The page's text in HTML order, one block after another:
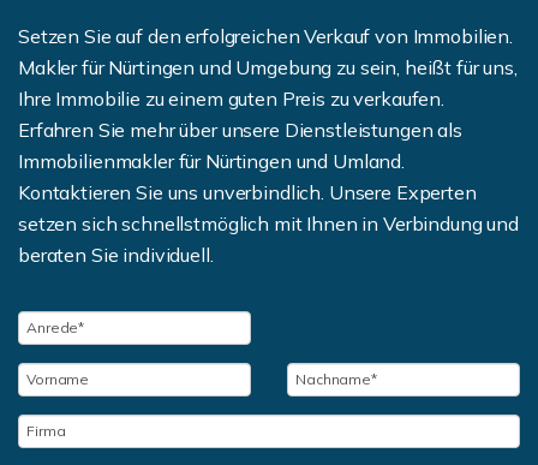
Setzen Sie auf den erfolgreichen Verkauf von Immobilien.
Makler für Nürtingen und Umgebung zu sein, heißt für uns,
Ihre Immobilie zu einem guten Preis zu verkaufen.
Erfahren Sie mehr über unsere Dienstleistungen als
Immobilienmakler für Nürtingen und Umland.
Kontaktieren Sie uns unverbindlich. Unsere Experten
setzen sich schnellstmöglich mit Ihnen in Verbindung und
beraten Sie individuell.